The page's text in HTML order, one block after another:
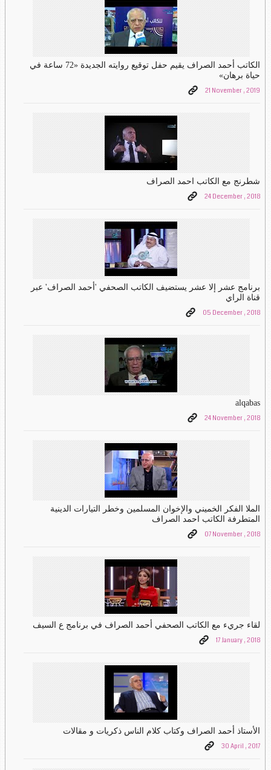
الكاتب أحمد الصراف يقيم حفل توقيع روايته الجديدة «72 ساعة في
حياة برهان»
21 November , 2019
شطرنج مع الكاتب احمد الصراف
24 December , 2018
برنامج عشر إلا عشر يستضيف الكاتب الصحفي 'أحمد الصراف' عبر
قناة الراي
05 December , 2018
alqabas
24 November , 2018
الملا الفكر الخميني والإخوان المسلمين وخطر التيارات الدينية
المتطرفة الكاتب احمد الصراف
07 November , 2018
لقاء جريء مع الكاتب الصحفي أحمد الصراف في برنامج ع السيف
17 January , 2018
الأستاذ أحمد الصراف وكتاب كلام الناس ذكريات و مقالات
30 April , 2017